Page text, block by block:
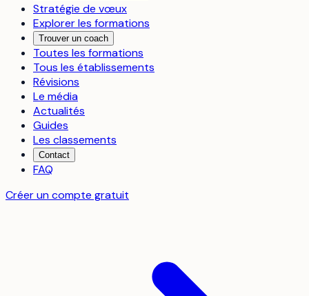
Stratégie de vœux
Explorer les formations
Trouver un coach
Toutes les formations
Tous les établissements
Révisions
Le média
Actualités
Guides
Les classements
Contact
FAQ
Créer un compte gratuit